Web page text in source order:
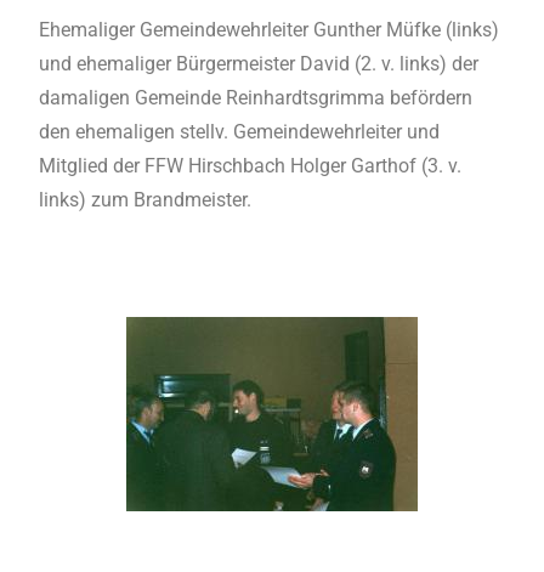
Ehemaliger Gemeindewehrleiter Gunther Müfke (links)
und ehemaliger Bürgermeister David (2. v. links) der
damaligen Gemeinde Reinhardtsgrimma befördern
den ehemaligen stellv. Gemeindewehrleiter und
Mitglied der FFW Hirschbach Holger Garthof (3. v.
links) zum Brandmeister.